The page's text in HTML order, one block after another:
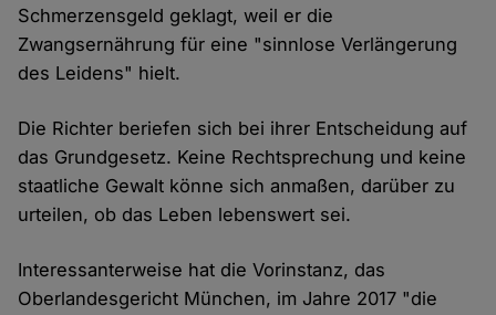
Schmerzensgeld geklagt, weil er die
Zwangsernährung für eine "sinnlose Verlängerung
des Leidens" hielt.
Die Richter beriefen sich bei ihrer Entscheidung auf
das Grundgesetz. Keine Rechtsprechung und keine
staatliche Gewalt könne sich anmaßen, darüber zu
urteilen, ob das Leben lebenswert sei.
Interessanterweise hat die Vorinstanz, das
Oberlandesgericht München, im Jahre 2017 "die